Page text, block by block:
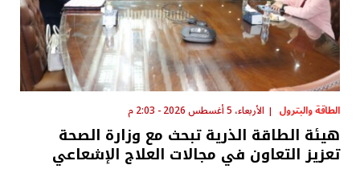
الطاقة والبترول الأربعاء، 5 أغسطس 2026 - 2:03 م
هيئة الطاقة الذرية تبحث مع وزارة الصحة
تعزيز التعاون في مجالات العلاج الإشعاعي